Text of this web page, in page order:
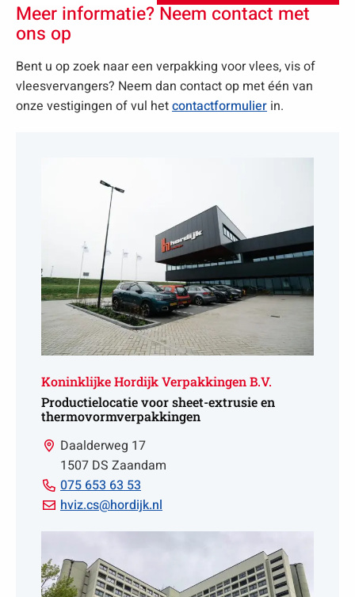
Meer informatie? Neem contact met
ons op
Bent u op zoek naar een verpakking voor vlees, vis of
vleesvervangers? Neem dan contact op met één van
onze vestigingen of vul hetcontactformulier in.
Koninklijke Hordijk Verpakkingen B.V.
Productielocatie voor sheet-extrusie en
thermovormverpakkingen
Daalderweg 17
1507 DS Zaandam
075 653 63 53
Bell
075
53
hviz.cs@hordijk.nl
Email